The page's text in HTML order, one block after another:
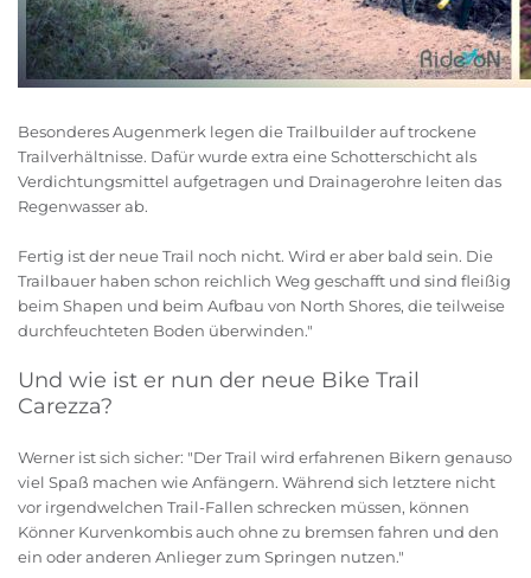
Besonderes Augenmerk legen die Trailbuilder auf trockene
Trailverhältnisse. Dafür wurde extra eine Schotterschicht als
Verdichtungsmittel aufgetragen und Drainagerohre leiten das
Regenwasser ab.
Fertig ist der neue Trail noch nicht. Wird er aber bald sein. Die
Trailbauer haben schon reichlich Weg geschafft und sind fleißig
beim Shapen und beim Aufbau von North Shores, die teilweise
durchfeuchteten Boden überwinden."
Und wie ist er nun der neue Bike Trail
Carezza?
Werner ist sich sicher: "Der Trail wird erfahrenen Bikern genauso
viel Spaß machen wie Anfängern. Während sich letztere nicht
vor irgendwelchen Trail-Fallen schrecken müssen, können
Könner Kurvenkombis auch ohne zu bremsen fahren und den
ein oder anderen Anlieger zum Springen nutzen."